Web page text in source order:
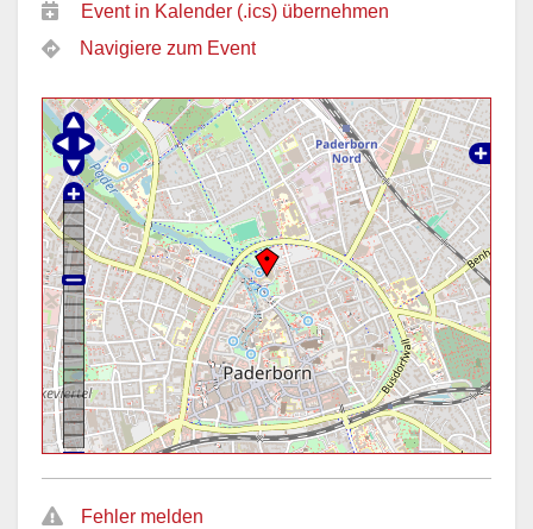
Event in Kalender (.ics) übernehmen
Navigiere zum Event
Fehler melden